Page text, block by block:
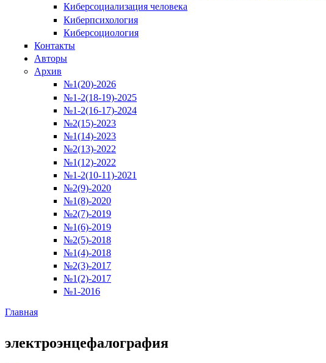
Киберсоциализация человека
Киберпсихология
Киберсоциология
Контакты
Авторы
Архив
№1(20)-2026
№1-2(18-19)-2025
№1-2(16-17)-2024
№2(15)-2023
№1(14)-2023
№2(13)-2022
№1(12)-2022
№1-2(10-11)-2021
№2(9)-2020
№1(8)-2020
№2(7)-2019
№1(6)-2019
№2(5)-2018
№1(4)-2018
№2(3)-2017
№1(2)-2017
№1-2016
Главная
электроэнцефалография